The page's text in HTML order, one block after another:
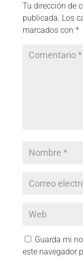
Tu dirección de
publicada. Los
marcados con *
Guarda mi
este navegador